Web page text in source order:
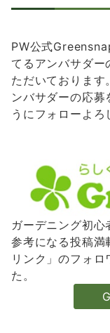
PW公式
てるアンバサダー
ただいております
ンバサダーの応募
うにフォローよろ
ガーデニング初心
参考になる投稿満
リンク」のフォ
た。